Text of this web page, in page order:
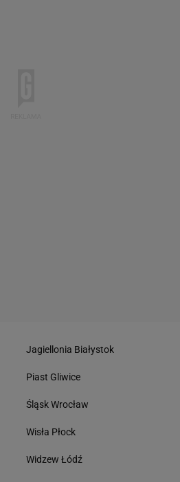
Jagiellonia Białystok
Piast Gliwice
Śląsk Wrocław
Wisła Płock
Widzew Łódź